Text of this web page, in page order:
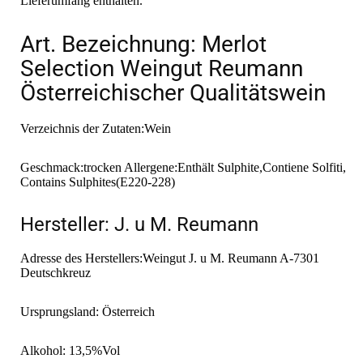
Art. Bezeichnung: Merlot
Selection Weingut Reumann
Österreichischer Qualitätswein
Verzeichnis der Zutaten:Wein
Geschmack:trocken Allergene:Enthält Sulphite,Contiene Solfiti,
Contains Sulphites(E220-228)
Hersteller: J. u M. Reumann
Adresse des Herstellers:Weingut J. u M. Reumann A-7301
Deutschkreuz
Ursprungsland: Österreich
Alkohol: 13,5%Vol